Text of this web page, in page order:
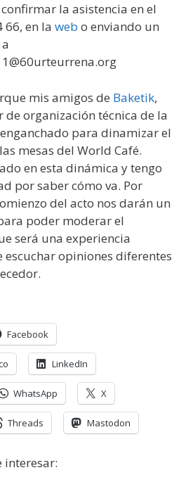
confirmar la asistencia en el
66, en la web o enviando un
mis amigos de Baketik,
de organización técnica de la
para dinamizar el
mesas del World Café.
en esta dinámica y tengo
por saber cómo va. Por
del acto nos darán un
poder moderar el
será una experiencia
escuchar opiniones diferentes
Facebook
LinkedIn
WhatsApp X
Threads Mastodon
interesar: